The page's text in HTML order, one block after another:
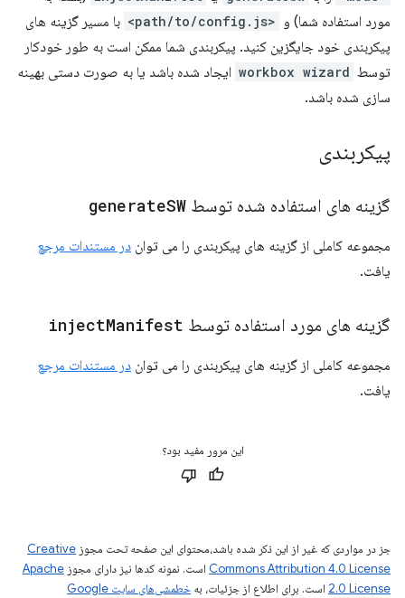
مورد استفاده شما) و <path/to/config.js>
با مسیر گزینه های
پیکربندی خود جایگزین کنید. پیکربندی شما ممکن است به طور خودکار
توسط workbox wizard ایجاد شده باشد یا به صورت دستی بهینه
سازی شده باشد.
پیکربندی
گزینه های استفاده شده توسط generateSW
مجموعه کاملی از گزینه های پیکربندی را می توان در مستندات مرجع
یافت.
گزینه های مورد استفاده توسط injectManifest
مجموعه کاملی از گزینه های پیکربندی را می توان در مستندات مرجع
یافت.
این مرور مفید بود؟
جز در مواردی که غیر از این ذکر شده باشد،‌محتوای این صفحه تحت مجوز Creative
Commons Attribution 4.0 License است. نمونه کدها نیز دارای مجوز Apache
2.0 License است. برای اطلاع از جزئیات، به
خطمشی‌های سایت Google